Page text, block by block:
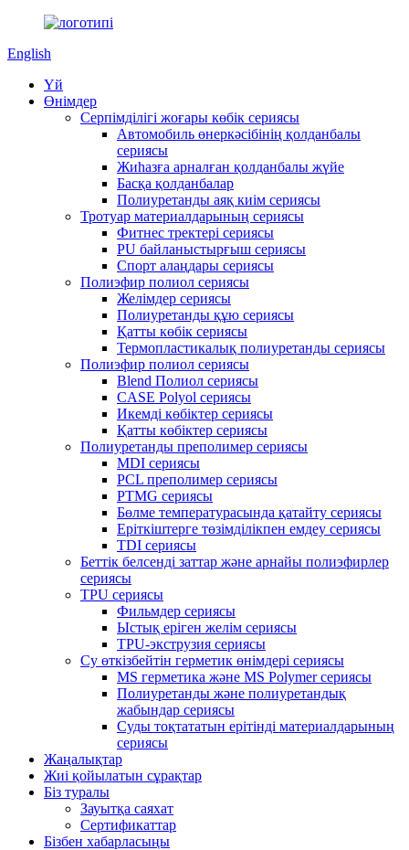
English
Үй
Өнімдер
Серпімділігі жоғары көбік сериясы
Автомобиль өнеркәсібінің қолданбалы
сериясы
Жиһазға арналған қолданбалы жүйе
Басқа қолданбалар
Полиуретанды аяқ киім сериясы
Тротуар материалдарының сериясы
Фитнес тректері сериясы
PU байланыстырғыш сериясы
Спорт алаңдары сериясы
Полиэфир полиол сериясы
Желімдер сериясы
Полиуретанды құю сериясы
Қатты көбік сериясы
Термопластикалық полиуретанды сериясы
Полиэфир полиол сериясы
Blend Полиол сериясы
CASE Polyol сериясы
Икемді көбіктер сериясы
Қатты көбіктер сериясы
Полиуретанды преполимер сериясы
MDI сериясы
PCL преполимер сериясы
PTMG сериясы
Бөлме температурасында қатайту сериясы
Еріткіштерге төзімділікпен емдеу сериясы
TDI сериясы
Беттік белсенді заттар және арнайы полиэфирлер
сериясы
TPU сериясы
Фильмдер сериясы
Ыстық еріген желім сериясы
TPU-экструзия сериясы
Су өткізбейтін герметик өнімдері сериясы
MS герметика және MS Polymer сериясы
Полиуретанды және полиуретандық
жабындар сериясы
Суды тоқтататын ерітінді материалдарының
сериясы
Жаңалықтар
Жиі қойылатын сұрақтар
Біз туралы
Зауытқа саяхат
Сертификаттар
Бізбен хабарласыңы